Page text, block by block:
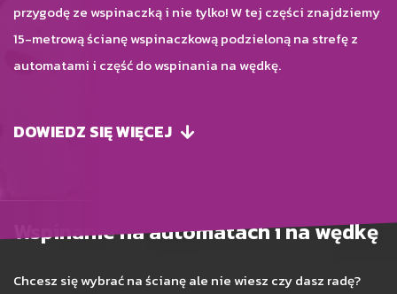
przygodę ze wspinaczką i nie tylko! W tej części znajdziemy
15-metrową ścianę wspinaczkową podzieloną na strefę z
automatami i część do wspinania na wędkę.
DOWIEDZ SIĘ WIĘCEJ
Wspinanie na automatach i na wędkę
Chcesz się wybrać na ścianę ale nie wiesz czy dasz radę?